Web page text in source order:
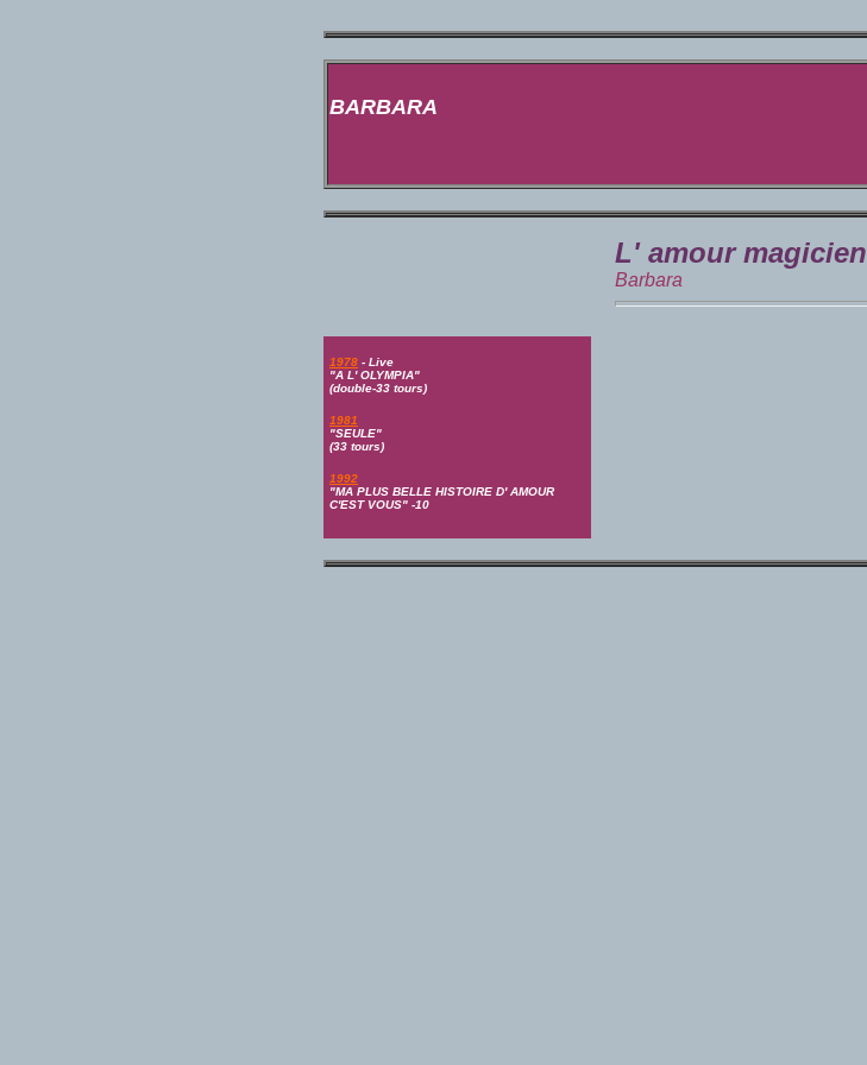
BARBARA
L' amour magicien
Barbara
1978 - Live
"A L' OLYMPIA"
(double-33 tours)
1981
"SEULE"
(33 tours)
1992
"MA PLUS BELLE HISTOIRE D' AMOUR
C'EST VOUS" -10